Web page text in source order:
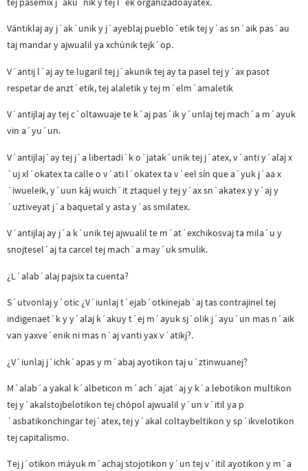
Vántiklaj ay j´ak´unik y j´ayeblaj pueblo´etik tej y´as sn´aik pas´au
taj mandar y ajwualil ya xchúnik tejk´op.
V´antij l´aj ay te lugaril tej j´akunik tej ay ta pasel tej y´ax pasot
respetar de anzt´etik, tej alaletik y tej m´elm´amaletik
V´antijlaj ay tej c´oltawuaje te k´aj pas´ik y´unlaj tej mach´a m´ayuk
vin a´yu´un.
V´antijlaj´ay tej j´a libertadi´k o´jatak´unik tej j´atex, v´anti y´alaj x
´uj xl´okatex ta calle o v´ati l´okatex ta v´eel sín que a´yuk j´aa x
´iwueleik, y´uun káj wuich´it ztaquel y tej y´ax sn´akatex y y´aj y
´uztiveyat j´a baquetal y asta y´as smilatex.
V´antijlaj ay j´a k´unik tej ajwualil te m´at´exchikosvaj ta mila´u y
snojtesel´aj ta carcel tej mach´a may´uk smulik.
¿L´alab´alaj pajsix ta cuenta?
S´utvonlaj y´otic ¿V´iunlaj t´ejab´otkinejab´aj tas contrajinel tej
indigenaet´k y y´alaj k´akuy t´ej m´ayuk sj´olik j´ayu´un mas n´aik
van yaxve´enik ni mas n´aj vanti yax v´atikj?.
¿V´iunlaj j´ichk´apas y m´abaj ayotikon taj u´ztinwuanej?
M´alab´a yakal k´albeticon m´ach´ajat´aj y k´a lebotikon multikon
tej y´akalstojbelotikon tej chópol ajwualil y´un v´itil ya p
´asbatikonchingar tej´atex, tej y´akal coltaybeltikon y sp´ikvelotikon
tej capitalismo.
Tej j´otikon máyuk m´achaj stojotikon y´un tej v´itil ayotikon y m´a